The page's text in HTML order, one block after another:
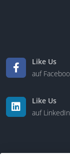
Like Us
auf
Like Us
auf LinkedIn